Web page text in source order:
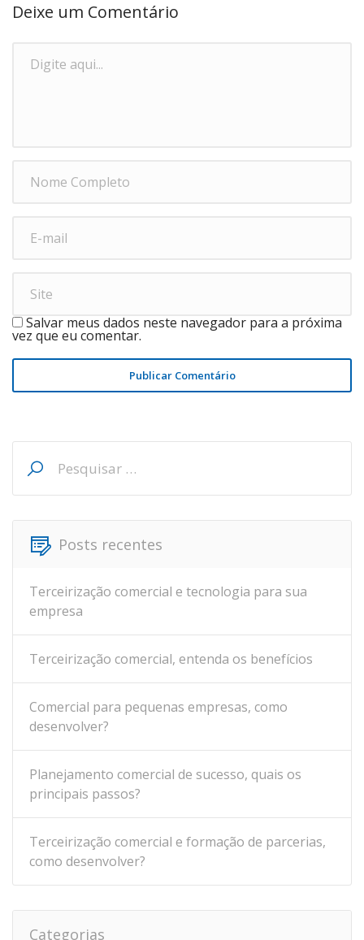
Deixe um Comentário
Salvar meus dados neste navegador para a próxima
vez que eu comentar.
Publicar Comentário
Pesquisar
por:
Posts recentes
Terceirização comercial e tecnologia para sua
empresa
Terceirização comercial, entenda os benefícios
Comercial para pequenas empresas, como
desenvolver?
Planejamento comercial de sucesso, quais os
principais passos?
Terceirização comercial e formação de parcerias,
como desenvolver?
Categorias